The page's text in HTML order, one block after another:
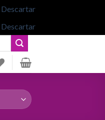
Descartar
Descartar